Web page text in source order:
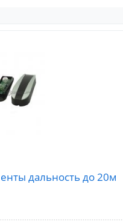
дальность до 20м